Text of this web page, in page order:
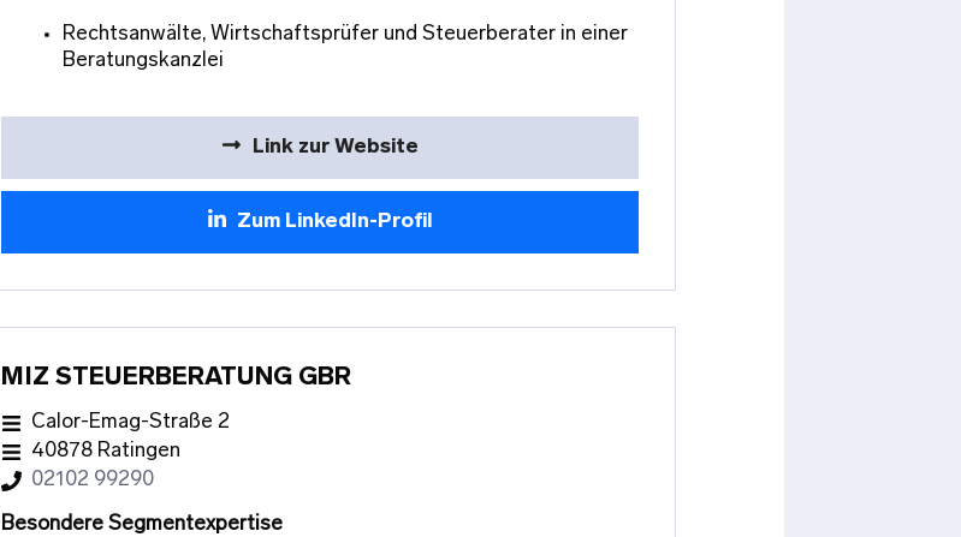
Rechtsanwälte, Wirtschaftsprüfer und Steuerberater in einer
Beratungskanzlei
Link zur Website
Zum LinkedIn-Profil
MIZ STEUERBERATUNG GBR
Calor-Emag-Straße 2
40878 Ratingen
02102 99290
Besondere Segmentexpertise